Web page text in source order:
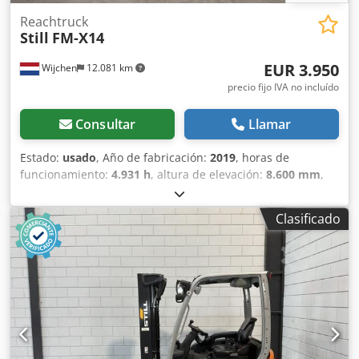
productos de la industria. Koen van Lent
Wijchen 12.081 km
Reachtruck
Still FM-X14
EUR 3.950
precio fijo IVA no incluído
Consultar Llamar
Estado: usado, Año de fabricación: 2019, horas de
funcionamiento: 4.931 h, altura de elevación: 8.600 mm,
eléctrico, tipo de mástil:
total:2.200 mm, longitud total:1.700 mm, ancho total:
1.270 mm, color:naranja, Peso en vacío: 3697 kg
Capacidad de elevación: 1400 kg - Año de fabricación: 2019
- Documentación disponible: Sí - Marcado CE presente: Sí -
Certificado CE presente: No - Número de serie:
511902V00567 - Horas de funcionamiento: 4931 - Fuerza de
elevación: 1400 kg - Altura de elevación: 8600 mm - Altura
de paso: 3400 mm - Mástil: Triplex - Tipo de transmisión:
Eléctrica - Dirección: 2 direcciones - Información de la
Clasificado